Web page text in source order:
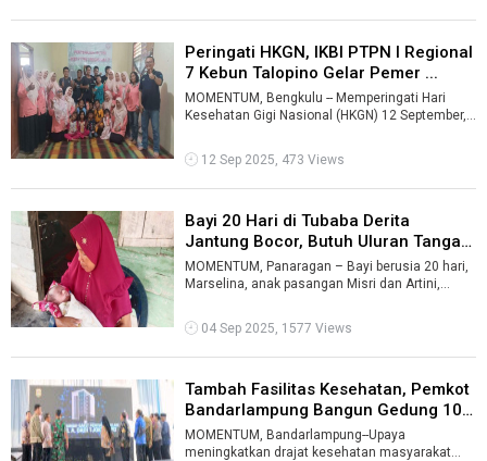
Peringati HKGN, IKBI PTPN I Regional
7 Kebun Talopino Gelar Pemer ...
MOMENTUM, Bengkulu -- Memperingati Hari
Kesehatan Gigi Nasional (HKGN) 12 September,
12 Sep 2025, 473 Views
Bayi 20 Hari di Tubaba Derita
Jantung Bocor, Butuh Uluran Tangan
...
MOMENTUM, Panaragan – Bayi berusia 20 hari,
Marselina, anak pasangan Misri dan Artini,
04 Sep 2025, 1577 Views
Tambah Fasilitas Kesehatan, Pemkot
Bandarlampung Bangun Gedung 10
...
MOMENTUM, Bandarlampung--Upaya
meningkatkan drajat kesehatan masyarakat